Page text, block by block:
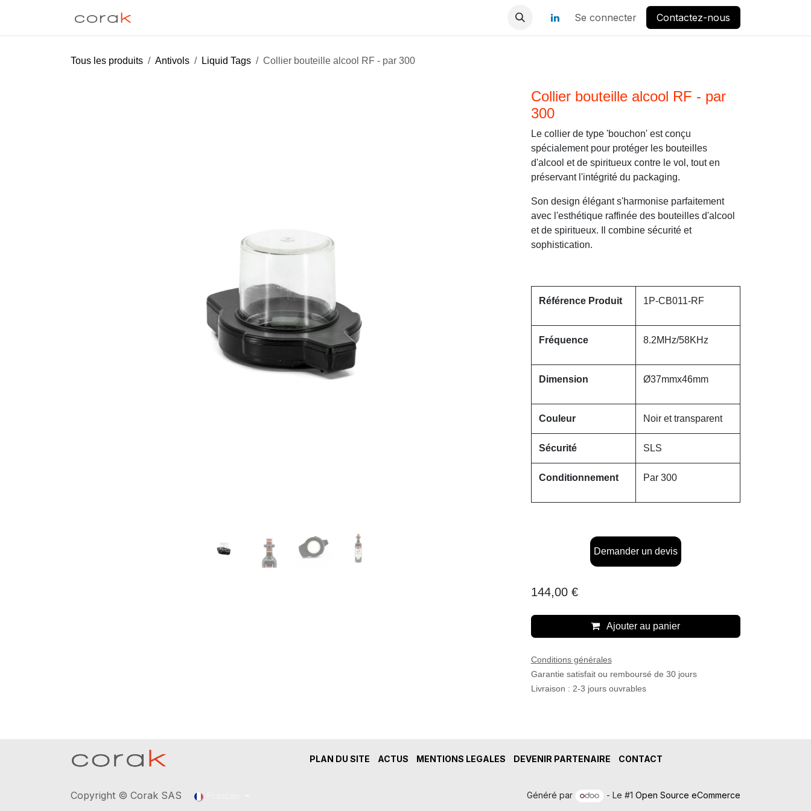
Se connecter Contactez-nous
Tous les produits Antivols Liquid Tags Collier bouteille alcool RF - par 300
Collier bouteille alcool RF - par
300
Le collier de type 'bouchon' est conçu
spécialement pour protéger les bouteilles
d'alcool et de spiritueux contre le vol, tout en
préservant l'intégrité du packaging.
Son design élégant s'harmonise parfaitement
avec l'esthétique raffinée des bouteilles d'alcool
et de spiritueux. Il combine sécurité et
sophistication.
Référence Produit 1P-CB011-RF
Fréquence 8.2MHz/58KHz
Dimension Ø37mmx46mm
Couleur Noir et transparent
Sécurité SLS
Conditionnement Par 300
Demander un devis
144,00€
Ajouter au panier
Conditions générales
Garantie satisfait ou remboursé de 30 jours
Livraison : 2-3 jours ouvrables
PLAN DU SITE ACTUS MENTIONS LEGALES DEVENIR PARTENAIRE CONTACT
Copyright © Corak SAS Généré par - Le #1 Open Source eCommerce